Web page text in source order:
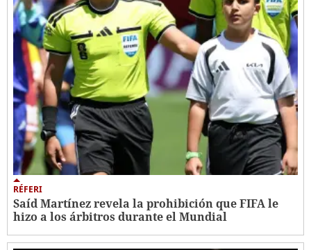
RÉFERI
Saíd Martínez revela la prohibición que FIFA le
hizo a los árbitros durante el Mundial